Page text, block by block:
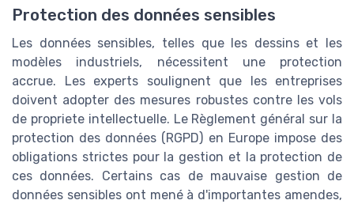
Protection des données sensibles
Les données sensibles, telles que les dessins et les
modèles industriels, nécessitent une protection
accrue. Les experts soulignent que les entreprises
doivent adopter des mesures robustes contre les vols
de propriete intellectuelle. Le Règlement général sur la
protection des données (RGPD) en Europe impose des
obligations strictes pour la gestion et la protection de
ces données. Certains cas de mauvaise gestion de
données sensibles ont mené à d'importantes amendes,